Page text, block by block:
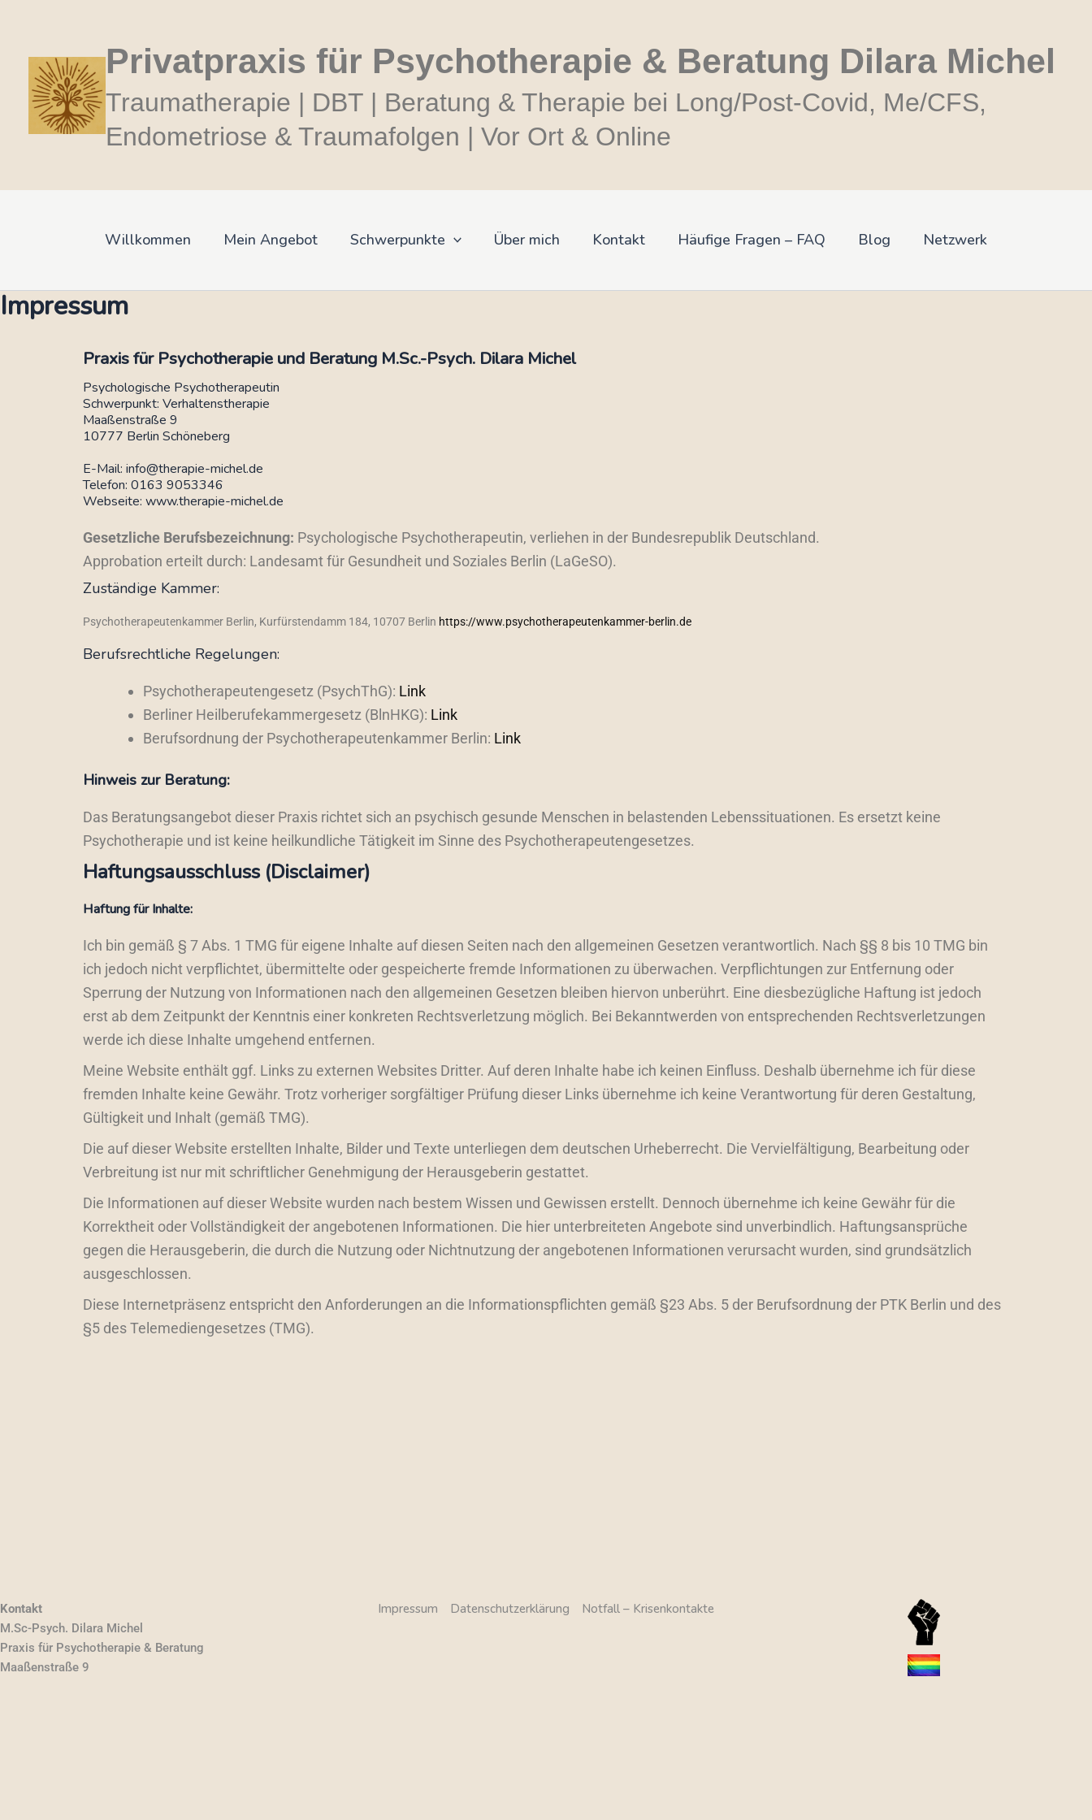
Privatpraxis für Psychotherapie & Beratung Dilara Michel
Traumatherapie | DBT | Beratung & Therapie bei Long/Post-Covid, Me/CFS,
Endometriose & Traumafolgen | Vor Ort & Online
springen
Willkommen Mein Angebot Schwerpunkte Über mich Kontakt Häufige Fragen – FAQ Blog Netzwerk
Impressum
Praxis für Psychotherapie und Beratung M.Sc.-Psych. Dilara Michel
Psychologische Psychotherapeutin
Schwerpunkt: Verhaltenstherapie
Maaßenstraße 9
10777 Berlin Schöneberg
E-Mail: info@therapie-michel.de
Telefon: 0163 9053346
Webseite: www.therapie-michel.de
Gesetzliche Berufsbezeichnung: Psychologische Psychotherapeutin, verliehen in der Bundesrepublik Deutschland.
Approbation erteilt durch: Landesamt für Gesundheit und Soziales Berlin (LaGeSO).
Zuständige Kammer:
Psychotherapeutenkammer Berlin, Kurfürstendamm 184, 10707 Berlin https://www.psychotherapeutenkammer-berlin.de
Berufsrechtliche Regelungen:
Psychotherapeutengesetz (PsychThG): Link
Berliner Heilberufekammergesetz (BlnHKG): Link
Berufsordnung der Psychotherapeutenkammer Berlin: Link
Hinweis zur Beratung:
Das Beratungsangebot dieser Praxis richtet sich an psychisch gesunde Menschen in belastenden Lebenssituationen. Es ersetzt keine
Psychotherapie und ist keine heilkundliche Tätigkeit im Sinne des Psychotherapeutengesetzes.
Haftungsausschluss (Disclaimer)
Haftung für Inhalte:
Ich bin gemäß § 7 Abs. 1 TMG für eigene Inhalte auf diesen Seiten nach den allgemeinen Gesetzen verantwortlich. Nach §§ 8 bis 10 TMG bin
ich jedoch nicht verpflichtet, übermittelte oder gespeicherte fremde Informationen zu überwachen. Verpflichtungen zur Entfernung oder
Sperrung der Nutzung von Informationen nach den allgemeinen Gesetzen bleiben hiervon unberührt. Eine diesbezügliche Haftung ist jedoch
erst ab dem Zeitpunkt der Kenntnis einer konkreten Rechtsverletzung möglich. Bei Bekanntwerden von entsprechenden Rechtsverletzungen
werde ich diese Inhalte umgehend entfernen.
Meine Website enthält ggf. Links zu externen Websites Dritter. Auf deren Inhalte habe ich keinen Einfluss. Deshalb übernehme ich für diese
fremden Inhalte keine Gewähr. Trotz vorheriger sorgfältiger Prüfung dieser Links übernehme ich keine Verantwortung für deren Gestaltung,
Gültigkeit und Inhalt (gemäß TMG).
Die auf dieser Website erstellten Inhalte, Bilder und Texte unterliegen dem deutschen Urheberrecht. Die Vervielfältigung, Bearbeitung oder
Verbreitung ist nur mit schriftlicher Genehmigung der Herausgeberin gestattet.
Die Informationen auf dieser Website wurden nach bestem Wissen und Gewissen erstellt. Dennoch übernehme ich keine Gewähr für die
Korrektheit oder Vollständigkeit der angebotenen Informationen. Die hier unterbreiteten Angebote sind unverbindlich. Haftungsansprüche
gegen die Herausgeberin, die durch die Nutzung oder Nichtnutzung der angebotenen Informationen verursacht wurden, sind grundsätzlich
ausgeschlossen.
Diese Internetpräsenz entspricht den Anforderungen an die Informationspflichten gemäß §23 Abs. 5 der Berufsordnung der PTK Berlin und des
§5 des Telemediengesetzes (TMG).
Kontakt
M.Sc-Psych. Dilara Michel
Praxis für Psychotherapie & Beratung
Maaßenstraße 9
Impressum Datenschutzerklärung Notfall – Krisenkontakte